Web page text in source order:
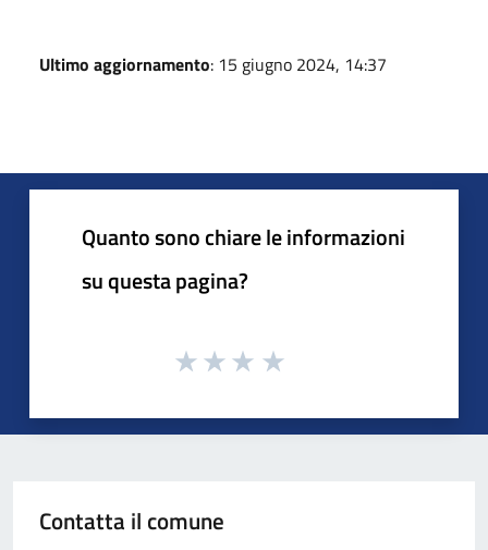
Ultimo aggiornamento: 15 giugno 2024, 14:37
Quanto sono chiare le informazioni
su questa pagina?
Contatta il comune